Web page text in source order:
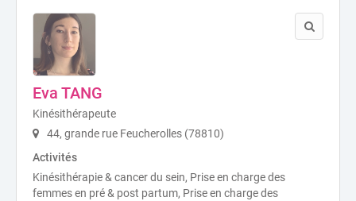
Eva TANG
Kinésithérapeute
44, grande rue Feucherolles (78810)
Activités
Kinésithérapie & cancer du sein, Prise en charge des
femmes en pré & post partum, Prise en charge des